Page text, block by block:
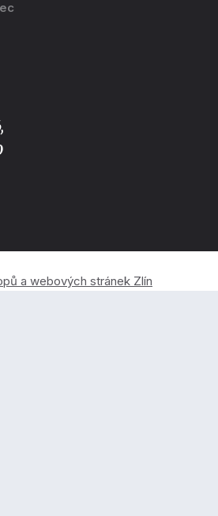
a webových stránek Zlín